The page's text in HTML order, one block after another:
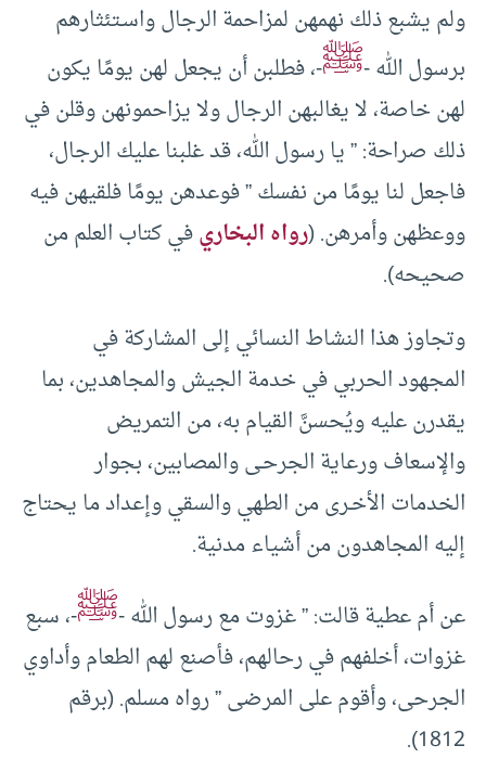
ولم يشبع ذلك نهمهن لمزاحمة الرجال واسـتئثارهم
برسول الله -ﷺ-، فطلبن أن يجعل لهن يومًا يكون
لهن خاصة، لا يغالبهن الرجال ولا يزاحمونهن وقلن في
ذلك صراحة: ” يا رسول الله، قد غلبنا عليك الرجال،
فاجعل لنا يومًا من نفسك ” فوعدهن يومًا فلقيهن فيه
ووعظهن وأمرهن. (رواه البخاريفي كتاب العلم من
صحيحه).
وتجاوز هذا النشاط النسائي إلى المشاركة في
المجهود الحربي في خدمة الجيش والمجاهدين، بما
يقدرن عليه ويُحسنَّ القيام به، من التمريض
والإسعاف ورعاية الجرحـى والمصابين، بجوار
الخدمات الأخـرى من الطهي والسقي وإعداد ما يحتاج
إليه المجاهدون من أشياء مدنية.
عن أم عطية قالت: ” غزوت مع رسول الله -ﷺ-، سبع
غزوات، أخلفهم في رحالهم، فأصنع لهم الطعام وأداوي
الجرحى، وأقوم على المرضى ” رواه مسلم. (برقم
1812).